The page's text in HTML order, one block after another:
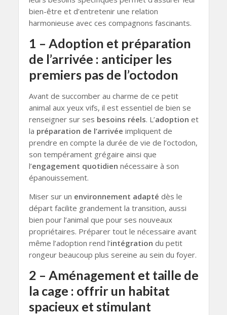
bien-être et d’entretenir une relation
harmonieuse avec ces compagnons fascinants.
1 – Adoption et préparation
de l’arrivée : anticiper les
premiers pas de l’octodon
Avant de succomber au charme de ce petit
animal aux yeux vifs, il est essentiel de bien se
renseigner sur ses besoins réels. L’adoption et
la préparation de l’arrivée impliquent de
prendre en compte la durée de vie de l’octodon,
son tempérament grégaire ainsi que
l’engagement quotidien nécessaire à son
épanouissement.
Miser sur un environnement adapté dès le
départ facilite grandement la transition, aussi
bien pour l’animal que pour ses nouveaux
propriétaires. Préparer tout le nécessaire avant
même l’adoption rend l’intégration du petit
rongeur beaucoup plus sereine au sein du foyer.
2 – Aménagement et taille de
la cage : offrir un habitat
spacieux et stimulant